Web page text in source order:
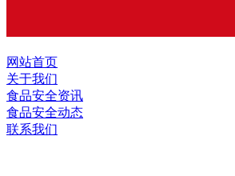
网站首页
关于我们
食品安全资讯
食品安全动态
联系我们